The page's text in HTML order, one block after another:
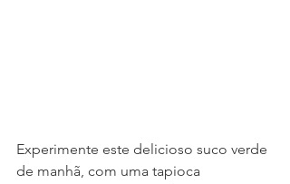
Experimente este delicioso suco verde
de manhã, com uma tapioca